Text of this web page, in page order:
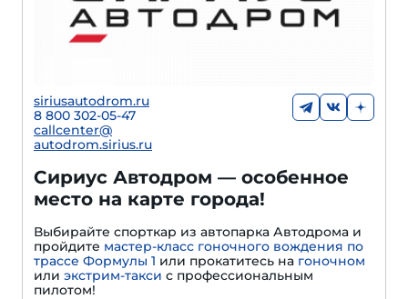
siriusautodrom.ru
8 800 302-05-47
callcenter@
autodrom.sirius.ru
Сириус Автодром — особенное
место на карте города!
Выбирайте спорткар из автопарка Автодрома и
пройдите мастер-класс гоночного вождения по
трассе Формулы 1 или прокатитесь на гоночном
или экстрим-такси с профессиональным
пилотом!